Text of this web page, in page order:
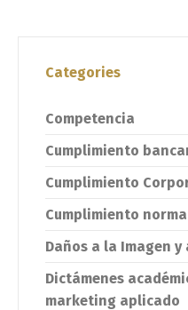
Categories
Competencia
Cumplimiento
Cumplimiento
Cumplimiento
Daños a la Imagen y
Dictámenes
marketing aplicado